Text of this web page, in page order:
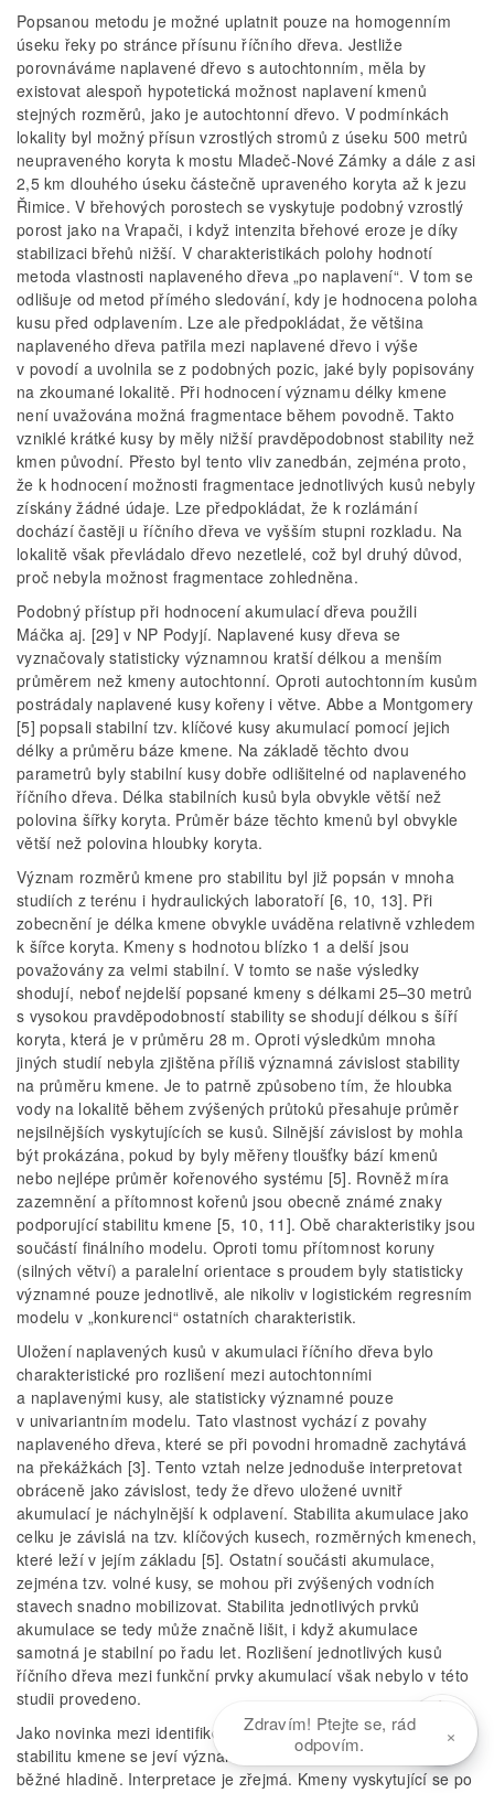
Popsanou metodu je možné uplatnit pouze na homogenním
úseku řeky po stránce přísunu říčního dřeva. Jestliže
porovnáváme naplavené dřevo s autochtonním, měla by
existovat alespoň hypotetická možnost naplavení kmenů
stejných rozměrů, jako je autochtonní dřevo. V podmínkách
lokality byl možný přísun vzrostlých stromů z úseku 500 metrů
neupraveného koryta k mostu Mladeč­‑Nové Zámky a dále z asi
2,5 km dlouhého úseku částečně upraveného koryta až k jezu
Řimice. V břehových porostech se vyskytuje podobný vzrostlý
porost jako na Vrapači, i když intenzita břehové eroze je díky
stabilizaci břehů nižší. V charakteristikách polohy hodnotí
metoda vlastnosti naplaveného dřeva „po naplavení“. V tom se
odlišuje od metod přímého sledování, kdy je hodnocena poloha
kusu před odplavením. Lze ale předpokládat, že většina
naplaveného dřeva patřila mezi naplavené dřevo i výše
v povodí a uvolnila se z podobných pozic, jaké byly popisovány
na zkoumané lokalitě. Při hodnocení významu délky kmene
není uvažována možná fragmentace během povodně. Takto
vzniklé krátké kusy by měly nižší pravděpodobnost stability než
kmen původní. Přesto byl tento vliv zanedbán, zejména proto,
že k hodnocení možnosti fragmentace jednotlivých kusů nebyly
získány žádné údaje. Lze předpokládat, že k rozlámání
dochází častěji u říčního dřeva ve vyšším stupni rozkladu. Na
lokalitě však převládalo dřevo nezetlelé, což byl druhý důvod,
proč nebyla možnost fragmentace zohledněna.
Podobný přístup při hodnocení akumulací dřeva použili
Máčka aj. [29] v NP Podyjí. Naplavené kusy dřeva se
vyznačovaly statisticky významnou kratší délkou a menším
průměrem než kmeny autochtonní. Oproti autochtonním kusům
postrádaly naplavené kusy kořeny i větve. Abbe a Montgomery
[5] popsali stabilní tzv. klíčové kusy akumulací pomocí jejich
délky a průměru báze kmene. Na základě těchto dvou
parametrů byly stabilní kusy dobře odlišitelné od naplaveného
říčního dřeva. Délka stabilních kusů byla obvykle větší než
polovina šířky koryta. Průměr báze těchto kmenů byl obvykle
větší než polovina hloubky koryta.
Význam rozměrů kmene pro stabilitu byl již popsán v mnoha
studiích z terénu i hydraulických laboratoří [6, 10, 13]. Při
zobecnění je délka kmene obvykle uváděna relativně vzhledem
k šířce koryta. Kmeny s hodnotou blízko 1 a delší jsou
považovány za velmi stabilní. V tomto se naše výsledky
shodují, neboť nejdelší popsané kmeny s délkami 25–30 metrů
s vysokou pravděpodobností stability se shodují délkou s šíří
koryta, která je v průměru 28 m. Oproti výsledkům mnoha
jiných studií nebyla zjištěna příliš významná závislost stability
na průměru kmene. Je to patrně způsobeno tím, že hloubka
vody na lokalitě během zvýšených průtoků přesahuje průměr
nejsilnějších vyskytujících se kusů. Silnější závislost by mohla
být prokázána, pokud by byly měřeny tloušťky bází kmenů
nebo nejlépe průměr kořenového systému [5]. Rovněž míra
zazemnění a přítomnost kořenů jsou obecně známé znaky
podporující stabilitu kmene [5, 10, 11]. Obě charakteristiky jsou
součástí finálního modelu. Oproti tomu přítomnost koruny
(silných větví) a paralelní orientace s proudem byly statisticky
významné pouze jednotlivě, ale nikoliv v logistickém regresním
modelu v „konkurenci“ ostatních charakteristik.
Uložení naplavených kusů v akumulaci říčního dřeva bylo
charakteristické pro rozlišení mezi autochtonními
a naplavenými kusy, ale statisticky významné pouze
v univariantním modelu. Tato vlastnost vychází z povahy
naplaveného dřeva, které se při povodni hromadně zachytává
na překážkách [3]. Tento vztah nelze jednoduše interpretovat
obráceně jako závislost, tedy že dřevo uložené uvnitř
akumulací je náchylnější k odplavení. Stabilita akumulace jako
celku je závislá na tzv. klíčových kusech, rozměrných kmenech,
které leží v jejím základu [5]. Ostatní součásti akumulace,
zejména tzv. volné kusy, se mohou při zvýšených vodních
stavech snadno mobilizovat. Stabilita jednotlivých prvků
akumulace se tedy může značně lišit, i když akumulace
samotná je stabilní po řadu let. Rozlišení jednotlivých kusů
říčního dřeva mezi funkční prvky akumulací však nebylo v této
studii provedeno.
Jako novinka mezi identifikovanými vlastnostmi ovlivňujícími
stabilitu kmene se jeví význam úrovně uložení kmene vůči
běžné hladině. Interpretace je zřejmá. Kmeny vyskytující se po
Zdravím! Ptejte se, rád
odpovím.
×